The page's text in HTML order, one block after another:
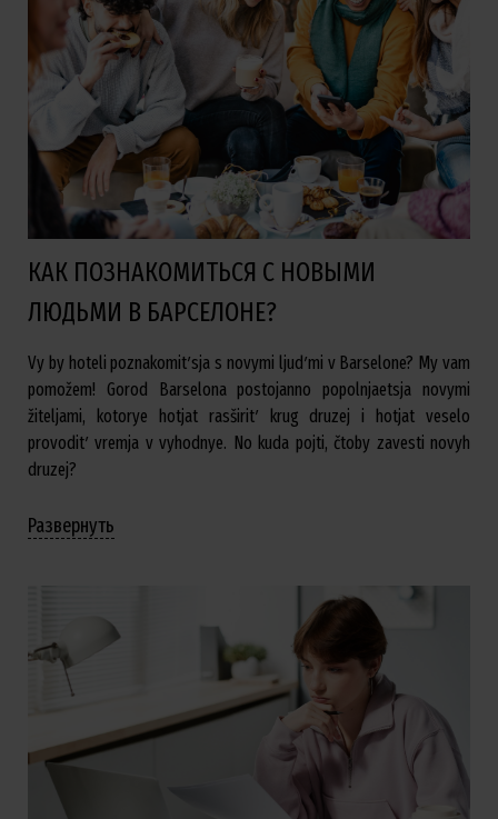
КАК ПОЗНАКОМИТЬСЯ С НОВЫМИ
ЛЮДЬМИ В БАРСЕЛОНЕ?
Vy by hoteli poznakomitʹsja s novymi ljudʹmi v Barselone? My vam
pomožem! Gorod Barselona postojanno popolnjaetsja novymi
žiteljami, kotorye hotjat rasširitʹ krug druzej i hotjat veselo
provoditʹ vremja v vyhodnye. No kuda pojti, čtoby zavesti novyh
druzej?
Развернуть